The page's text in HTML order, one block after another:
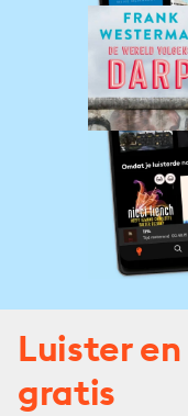
Luister
gratis